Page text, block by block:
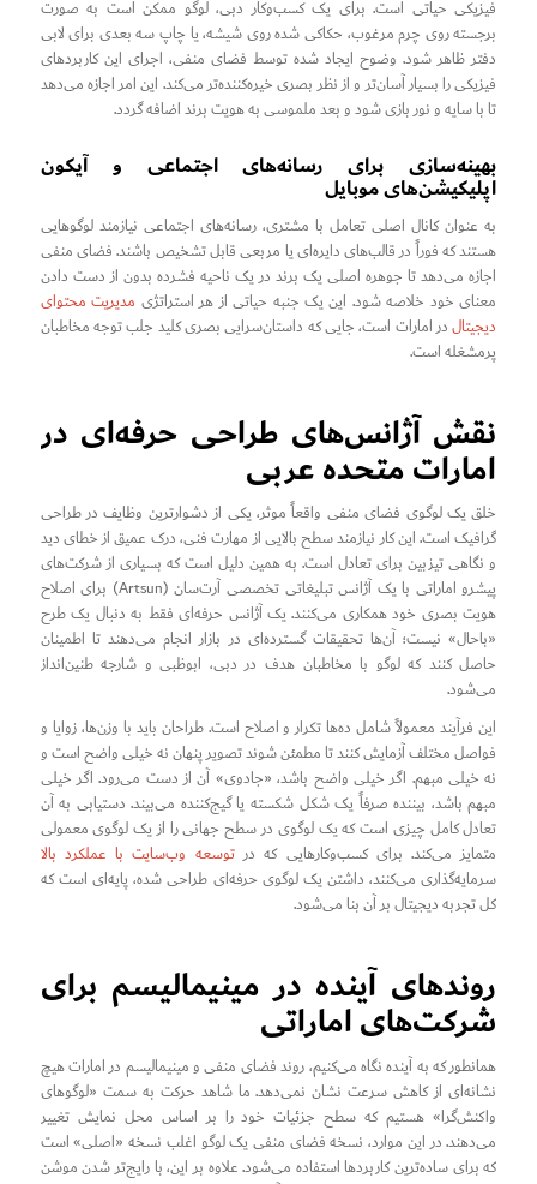
فیزیکی حیاتی است. برای یک کسب‌وکار دبی، لوگو ممکن است به صورت
برجسته روی چرم مرغوب، حکاکی شده روی شیشه، یا چاپ سه بعدی برای لابی
دفتر ظاهر شود. وضوح ایجاد شده توسط فضای منفی، اجرای این کاربردهای
فیزیکی را بسیار آسان‌تر و از نظر بصری خیره‌کننده‌تر می‌کند. این امر اجازه می‌دهد
تا با سایه و نور بازی شود و بعد ملموسی به هویت برند اضافه گردد.
بهینه‌سازی برای رسانه‌های اجتماعی و آیکون
اپلیکیشن‌های موبایل
به عنوان کانال اصلی تعامل با مشتری، رسانه‌های اجتماعی نیازمند لوگوهایی
هستند که فوراً در قالب‌های دایره‌ای یا مربعی قابل تشخیص باشند. فضای منفی
اجازه می‌دهد تا جوهره اصلی یک برند در یک ناحیه فشرده بدون از دست دادن
معنای خود خلاصه شود. این یک جنبه حیاتی از هر استراتژی مدیریت محتوای
دیجیتالدر امارات است، جایی که داستان‌سرایی بصری کلید جلب توجه مخاطبان
پرمشغله است.
نقش آژانس‌های طراحی حرفه‌ای در
امارات متحده عربی
خلق یک لوگوی فضای منفی واقعاً موثر، یکی از دشوارترین وظایف در طراحی
گرافیک است. این کار نیازمند سطح بالایی از مهارت فنی، درک عمیق از خطای دید
و نگاهی تیزبین برای تعادل است. به همین دلیل است که بسیاری از شرکت‌های
پیشرو اماراتی با یک آژانس تبلیغاتی تخصصی آرت‌سان (Artsun) برای اصلاح
هویت بصری خود همکاری می‌کنند. یک آژانس حرفه‌ای فقط به دنبال یک طرح
«باحال» نیست؛ آن‌ها تحقیقات گسترده‌ای در بازار انجام می‌دهند تا اطمینان
حاصل کنند که لوگو با مخاطبان هدف در دبی، ابوظبی و شارجه طنین‌انداز
می‌شود.
این فرآیند معمولاً شامل ده‌ها تکرار و اصلاح است. طراحان باید با وزن‌ها، زوایا و
فواصل مختلف آزمایش کنند تا مطمئن شوند تصویر پنهان نه خیلی واضح است و
نه خیلی مبهم. اگر خیلی واضح باشد، «جادوی» آن از دست می‌رود. اگر خیلی
مبهم باشد، بیننده صرفاً یک شکل شکسته یا گیج‌کننده می‌بیند. دستیابی به آن
تعادل کامل چیزی است که یک لوگوی در سطح جهانی را از یک لوگوی معمولی
متمایز می‌کند. برای کسب‌وکارهایی که درتوسعه وب‌سایت با عملکرد بالا
سرمایه‌گذاری می‌کنند، داشتن یک لوگوی حرفه‌ای طراحی شده، پایه‌ای است که
کل تجربه دیجیتال بر آن بنا می‌شود.
روندهای آینده در مینیمالیسم برای
شرکت‌های اماراتی
همانطور که به آینده نگاه می‌کنیم، روند فضای منفی و مینیمالیسم در امارات هیچ
نشانه‌ای از کاهش سرعت نشان نمی‌دهد. ما شاهد حرکت به سمت «لوگوهای
واکنش‌گرا» هستیم که سطح جزئیات خود را بر اساس محل نمایش تغییر
می‌دهند. در این موارد، نسخه فضای منفی یک لوگو اغلب نسخه «اصلی» است
که برای ساده‌ترین کاربردها استفاده می‌شود. علاوه بر این، با رایج‌تر شدن موشن